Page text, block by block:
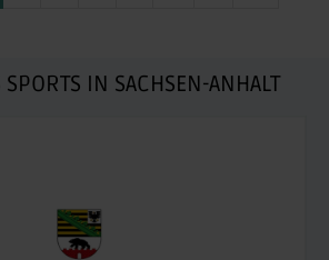
IN SACHSEN-ANHALT